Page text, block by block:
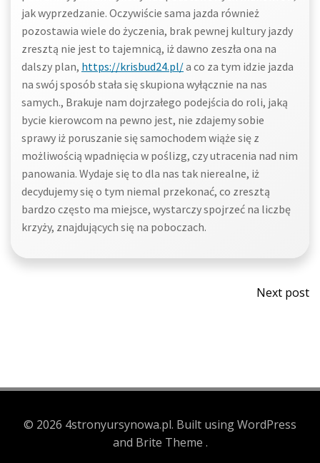
jak wyprzedzanie. Oczywiście sama jazda również
pozostawia wiele do życzenia, brak pewnej kultury jazdy
zresztą nie jest to tajemnicą, iż dawno zeszła ona na
dalszy plan, https://krisbud24.pl/a co za tym idzie jazda
na swój sposób stała się skupiona wyłącznie na nas
samych., Brakuje nam dojrzałego podejścia do roli, jaką
bycie kierowcom na pewno jest, nie zdajemy sobie
sprawy iż poruszanie się samochodem wiąże się z
możliwością wpadnięcia w poślizg, czy utracenia nad nim
panowania. Wydaje się to dla nas tak nierealne, iż
decydujemy się o tym niemal przekonać, co zresztą
bardzo często ma miejsce, wystarczy spojrzeć na liczbę
krzyży, znajdujących się na poboczach.
Post
Next post
© 2026 4stronyursynowa.pl. Built using WordPress
and Brite Theme .